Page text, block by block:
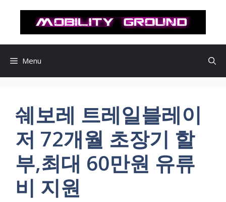
로
Menu
쉐보레 트레일블레이
저 72개월 초장기 할
부,최대 60만원 유류
비 지원